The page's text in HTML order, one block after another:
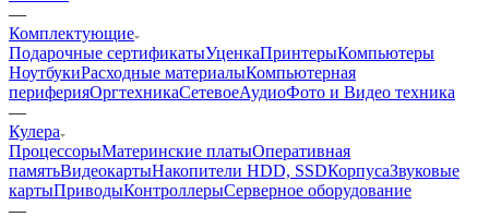
—
Комплектующие
Подарочные сертификатыУценкаПринтерыКомпьютеры
НоутбукиРасходные материалыКомпьютерная
периферияОргтехникаСетевоеАудиоФото и Видео техника
—
Кулера
ПроцессорыМатеринские платыОперативная
памятьВидеокартыНакопители HDD, SSDКорпусаЗвуковые
картыПриводыКонтроллерыCерверное оборудование
—